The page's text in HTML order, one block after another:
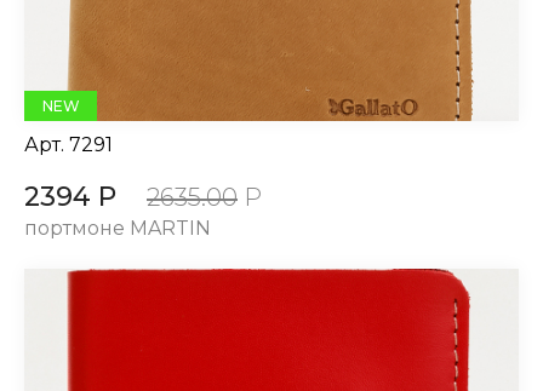
NEW
Арт. 7291
2394 Р 2635.00 Р
портмоне MARTIN